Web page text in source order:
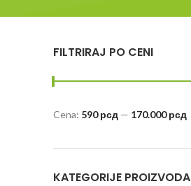
FILTRIRAJ PO CENI
Cena: 590 рсд — 170.000 рсд
KATEGORIJE PROIZVODA